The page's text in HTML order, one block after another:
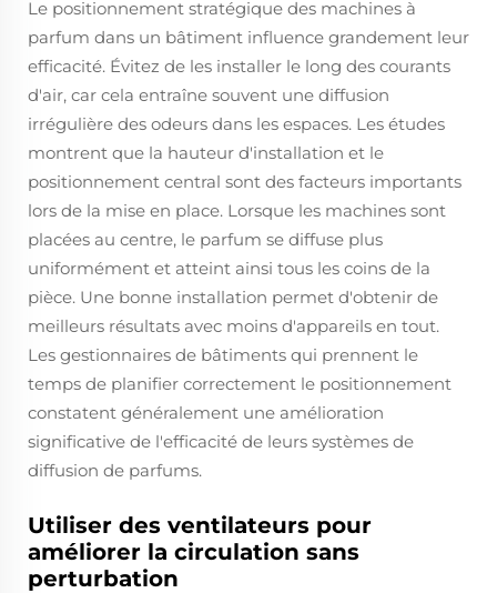
Le positionnement stratégique des machines à
parfum dans un bâtiment influence grandement leur
efficacité. Évitez de les installer le long des courants
d'air, car cela entraîne souvent une diffusion
irrégulière des odeurs dans les espaces. Les études
montrent que la hauteur d'installation et le
positionnement central sont des facteurs importants
lors de la mise en place. Lorsque les machines sont
placées au centre, le parfum se diffuse plus
uniformément et atteint ainsi tous les coins de la
pièce. Une bonne installation permet d'obtenir de
meilleurs résultats avec moins d'appareils en tout.
Les gestionnaires de bâtiments qui prennent le
temps de planifier correctement le positionnement
constatent généralement une amélioration
significative de l'efficacité de leurs systèmes de
diffusion de parfums.
Utiliser des ventilateurs pour
améliorer la circulation sans
perturbation